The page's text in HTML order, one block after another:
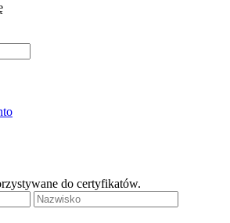
do certyfikatów.